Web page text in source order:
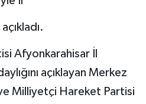
açıkladı.
Afyonkarahisar İl
açıklayan Merkez
Milliyetçi Hareket Partisi